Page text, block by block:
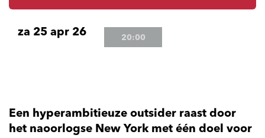
za 25 apr 26 20:00
Een hyperambitieuze outsider raast door
het naoorlogse New York met één doel voor